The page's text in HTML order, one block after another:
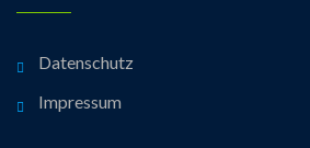
Datenschutz
Impressum